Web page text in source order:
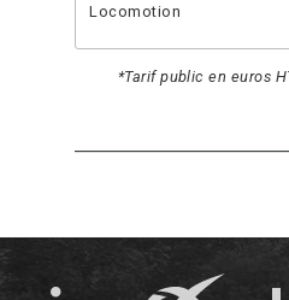
Locomotion
*Tarif public en euros